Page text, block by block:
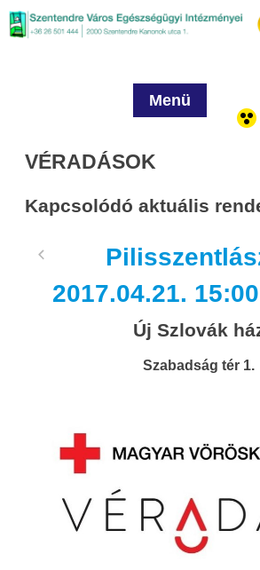
Menü
VÉRADÁSOK
Kapcsolódó aktuális
2017.04.21.
Új Szlovák
Szabadság tér 1.